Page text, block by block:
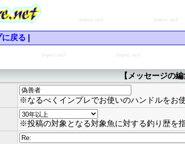
に戻る
【メッセージの
※なるべくインプレでお使いのハンドルをお
※投稿の対象となる対象魚に対する釣り歴を